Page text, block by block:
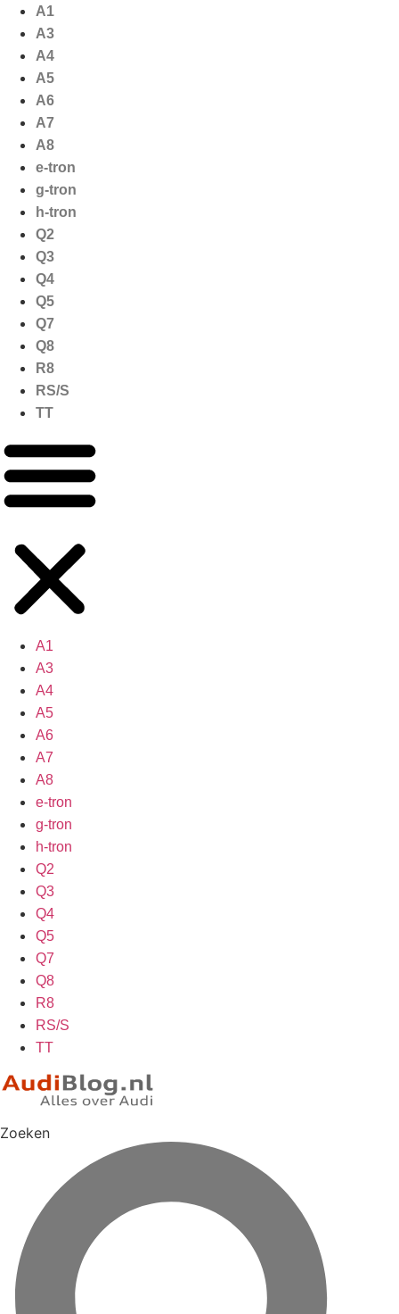
naar
inhoud
A1
A3
A4
A5
A6
A7
A8
e-tron
g-tron
h-tron
Q2
Q3
Q4
Q5
Q7
Q8
R8
RS/S
TT
A1
A3
A4
A5
A6
A7
A8
e-tron
g-tron
h-tron
Q2
Q3
Q4
Q5
Q7
Q8
R8
RS/S
TT
Zoeken